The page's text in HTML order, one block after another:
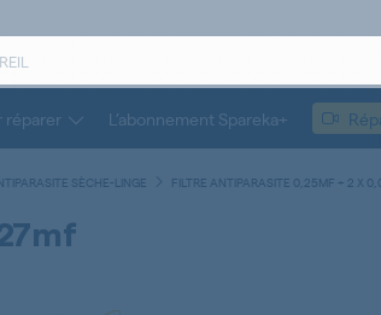
réparer L’abonnement Spareka+
SÈCHE-LINGE FILTRE ANTIPARASITE 0,25MF + 2 X